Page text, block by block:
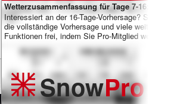
Wetterzusammenfassung für Tage 7-16:
Interessiert an der 16-Tage-Vorhersage? Schalten
die vollständige Vorhersage und viele weitere
Funktionen frei, indem Sie Pro-Mitglied werden.
SnowPro